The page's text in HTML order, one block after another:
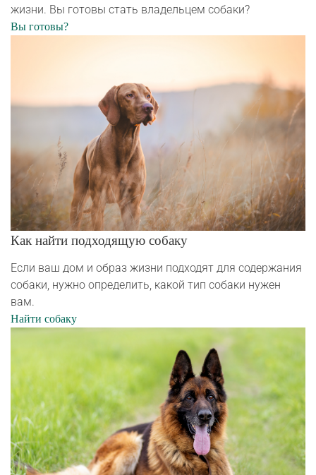
жизни. Вы готовы стать владельцем собаки?
Вы готовы?
Как найти подходящую собаку
Если ваш дом и образ жизни подходят для содержания
собаки, нужно определить, какой тип собаки нужен
вам.
Найти собаку